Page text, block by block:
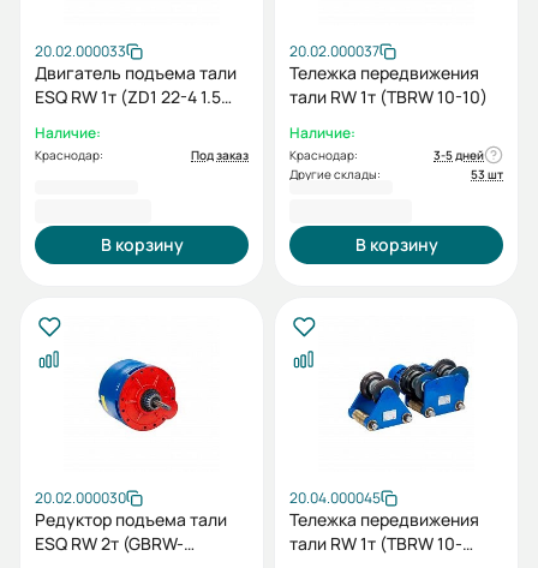
20.02.000033
Двигатель подъема тали
ESQ RW 1т (ZD1 22-4 1.5
Наличие:
Краснодар: Под заказ
В корзину
20.02.000037
Тележка передвижения
тали RW 1т (TBRW 10-10)
Наличие:
Краснодар:
3-5 дней
Другие склады:
53 шт
В корзину
20.02.000030
Редуктор подъема тали
ESQ RW 2т (GBRW-
20.04.000045
Тележка передвижения
тали RW 1т (TBRW 10-